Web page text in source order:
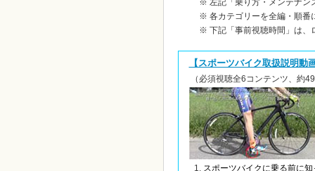
※ 左記「乗り方・メンテナン
※ 各カテゴリーを全編・順番
※ 下記「事前視聴時間」は、
【スポーツバイク取扱説明
（必須視聴全6コンテンツ、約
スポーツバイクに乗る前に